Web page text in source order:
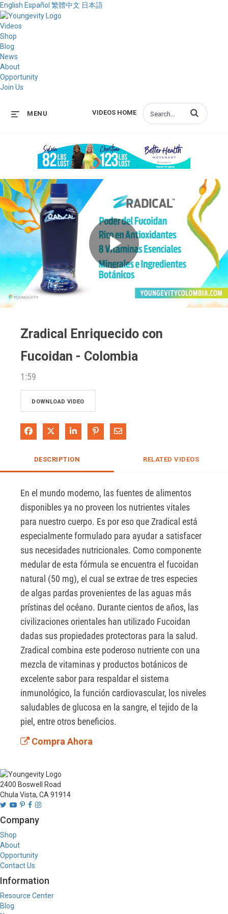
English Español 繁體中文 日本語
Videos
Shop
Blog
News
About
Opportunity
Join Us
VIDEOS HOME
MENU Enter terms to
Play
Zradical Enriquecido con
Fucoidan - Colombia
1:59
DOWNLOAD VIDEO
Share on Facebook
Share on XShare on LinkedIn
Pin on Pinterest
Share via Email
DESCRIPTION RELATED VIDEOS
En el mundo moderno, las fuentes de alimentos
disponibles ya no proveen los nutrientes vitales
para nuestro cuerpo. Es por eso que Zradical está
especialmente formulado para ayudar a satisfacer
sus necesidades nutricionales. Como componente
medular de esta fórmula se encuentra el fucoidan
natural (50 mg), el cual se extrae de tres especies
de algas pardas provenientes de las aguas más
prístinas del océano. Durante cientos de años, las
civilizaciones orientales han utilizado Fucoidan
dadas sus propiedades protectoras para la salud.
Zradical combina este poderoso nutriente con una
mezcla de vitaminas y productos botánicos de
excelente sabor para respaldar el sistema
inmunológico, la función cardiovascular, los niveles
saludables de glucosa en la sangre, el tejido de la
piel, entre otros beneficios.
Compra Ahora
2400 Boswell Road
Chula Vista, CA 91914
Company
Shop
About
Opportunity
Contact Us
Information
Resource Center
Blog